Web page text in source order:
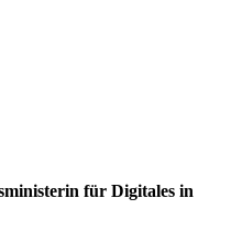
für Digitales in